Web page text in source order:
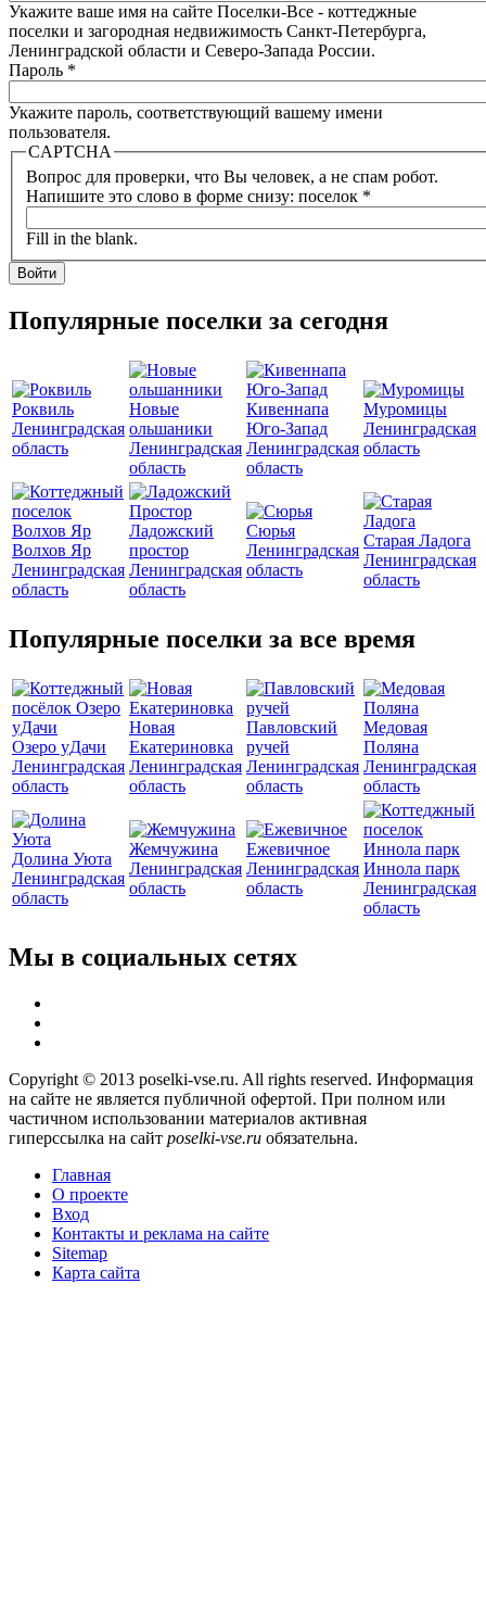
Укажите ваше имя на сайте Поселки-Все - коттеджные
поселки и загородная недвижимость Санкт-Петербурга,
Ленинградской области и Северо-Запада России.
Пароль *
Укажите пароль, соответствующий вашему имени
пользователя.
CAPTCHA
Вопрос для проверки, что Вы человек, а не спам робот.
Напишите это слово в форме снизу: поселок *
Fill in the blank.
Популярные поселки за сегодня
Роквиль
Ленинградская
область
Новые
ольшаники
Ленинградская
область
Кивеннапа
Юго-Запад
Ленинградская
область
Муромицы
Ленинградская
область
Волхов Яр
Ленинградская
область
Ладожский
простор
Ленинградская
область
Сюрья
Ленинградская
область
Старая Ладога
Ленинградская
область
Популярные поселки за все время
Озеро уДачи
Ленинградская
область
Новая
Екатериновка
Ленинградская
область
Павловский
ручей
Ленинградская
область
Медовая
Поляна
Ленинградская
область
Долина Уюта
Ленинградская
область
Жемчужина
Ленинградская
область
Ежевичное
Ленинградская
область
Иннола парк
Ленинградская
область
Мы в социальных сетях
Copyright © 2013 poselki-vse.ru. All rights reserved. Информация
на сайте не является публичной офертой. При полном или
частичном использовании материалов активная
гиперссылка на сайт poselki-vse.ru​ обязательна.
Главная
О проекте
Вход
Контакты и реклама на сайте
Sitemap
Карта сайта